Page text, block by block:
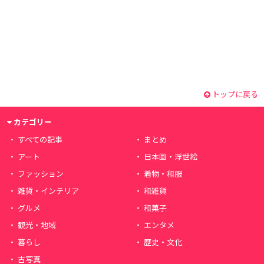
トップに戻る
カテゴリー
すべての記事
まとめ
アート
日本画・浮世絵
ファッション
着物・和服
雑貨・インテリア
和雑貨
グルメ
和菓子
観光・地域
エンタメ
暮らし
歴史・文化
古写真